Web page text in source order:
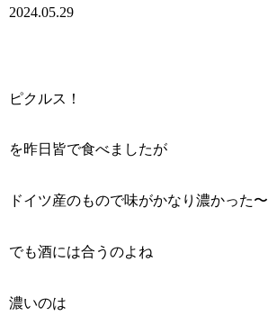
2024.05.29
ピクルス！
を昨日皆で食べましたが
ドイツ産のもので味がかなり濃かった〜
でも酒には合うのよね
濃いのは